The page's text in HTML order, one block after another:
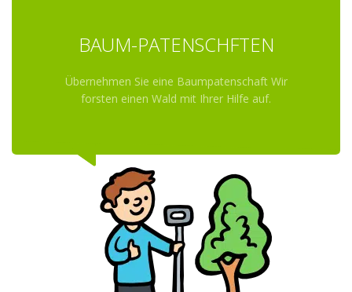
BAUM-PATENSCHFTEN
Übernehmen Sie eine Baumpatenschaft Wir
forsten einen Wald mit Ihrer Hilfe auf.